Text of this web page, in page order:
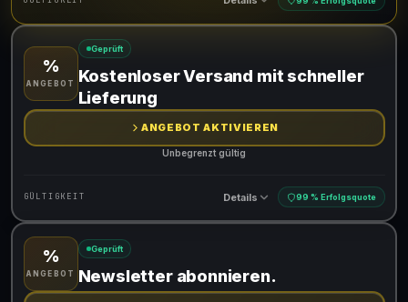
Gültig für teilnehmende Produkte
%
ANGEBOT
Geprüft
Kostenloser Versand mit schneller
Lieferung
ANGEBOT AKTIVIEREN
Unbegrenzt gültig
GÜLTIGKEIT Details 99 % Erfolgsquote
Gültig für teilnehmende Produkte
%
ANGEBOT
Geprüft
Newsletter abonnieren.